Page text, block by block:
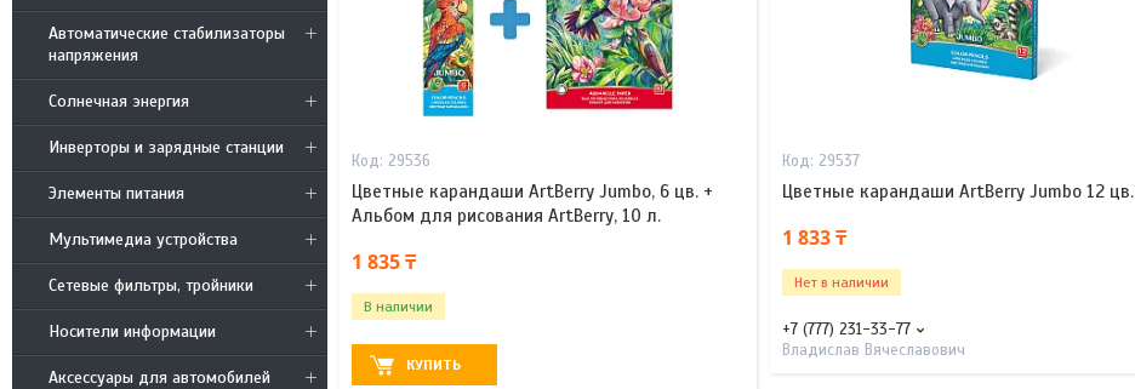
Автоматические стабилизаторы
напряжения
Солнечная энергия
Инверторы и зарядные станции
Элементы питания
Мультимедиа устройства
Сетевые фильтры, тройники
Носители информации
Аксессуары для автомобилей
29536
Цветные карандаши ArtBerry Jumbo, 6 цв. +
Альбом для рисования ArtBerry, 10 л.
1 835 ₸
В наличии
КУПИТЬ
29537
Цветные карандаши ArtBerry Jumbo 12 цв.
1 833 ₸
Нет в наличии
+7 (777) 231-33-77
Владислав Вячеславович